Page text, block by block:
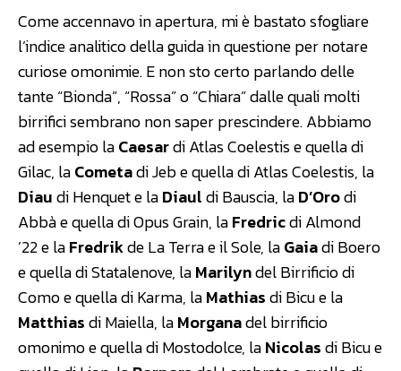
Come accennavo in apertura, mi è bastato sfogliare
l’indice analitico della guida in questione per notare
curiose omonimie. E non sto certo parlando delle
tante “Bionda”, “Rossa” o “Chiara” dalle quali molti
birrifici sembrano non saper prescindere. Abbiamo
ad esempio laCaesardi Atlas Coelestis e quella di
Gilac, laCometadi Jeb e quella di Atlas Coelestis, la
Diaudi Henquet e laDiauldi Bauscia, laD’Orodi
Abbà e quella di Opus Grain, laFredricdi Almond
’22 e laFredrikde La Terra e il Sole, laGaiadi Boero
e quella di Statalenove, laMarilyndel Birrificio di
Como e quella di Karma, laMathiasdi Bicu e la
Matthiasdi Maiella, laMorganadel birrificio
omonimo e quella di Mostodolce, laNicolasdi Bicu e